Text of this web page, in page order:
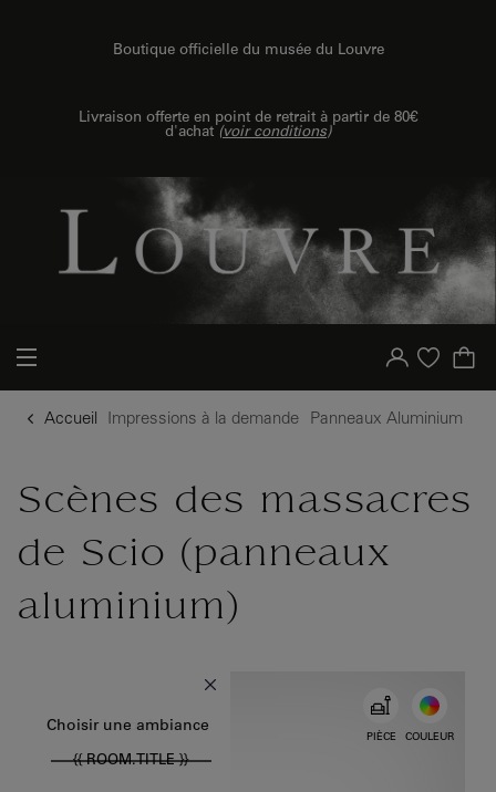
Boutique officielle du musée du Louvre
Livraison offerte en point de retrait à partir de 80€
d'achat (voir conditions)
Votre compte
Liste d'achat
Accueil Impressions à la demande Panneaux Aluminium
Scènes des massacres
de Scio (panneaux
aluminium)
COULEUR
Choisir la couleur
PIÈCE
Choisir une ambiance
{{ ROOM.TITLE }}
{{ new Intl.NumberFormat('fr').format(dimensions.legend.h) }} {{ dimensions.legend.unit }}